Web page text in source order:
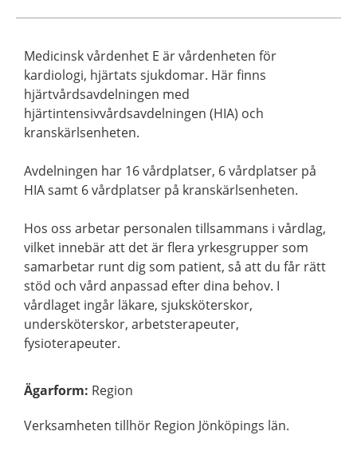
Medicinsk vårdenhet E är vårdenheten för
kardiologi, hjärtats sjukdomar. Här finns
hjärtvårdsavdelningen med
hjärtintensivvårdsavdelningen (HIA) och
kranskärlsenheten.
Avdelningen har 16 vårdplatser, 6 vårdplatser på
HIA samt 6 vårdplatser på kranskärlsenheten.
Hos oss arbetar personalen tillsammans i vårdlag,
vilket innebär att det är flera yrkesgrupper som
samarbetar runt dig som patient, så att du får rätt
stöd och vård anpassad efter dina behov. I
vårdlaget ingår läkare, sjuksköterskor,
undersköterskor, arbetsterapeuter,
fysioterapeuter.
Ägarform: Region
Verksamheten tillhör Region Jönköpings län.